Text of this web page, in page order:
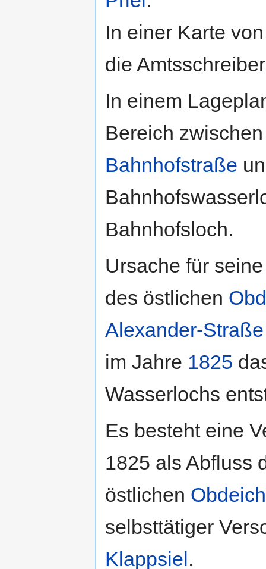
In einer Karte
die
In einem
Bereich
Bahnhofstraße
Bahnhofsloch.
Ursache für
des östlichen
Alexander-Straße
im Jahre 1825
Wasserlochs
Es besteht eine
1825 als Abfluss
östlichen
selbsttätiger
Klappsiel.